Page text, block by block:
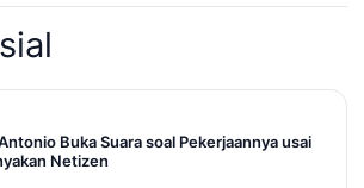
Buka Suara soal Pekerjaannya usai
Netizen